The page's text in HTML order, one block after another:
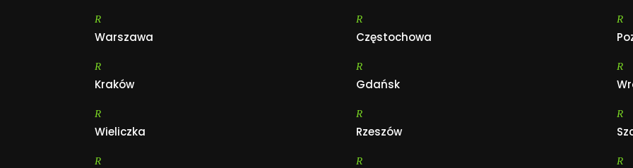
R
Warszawa
R
Kraków
R
Wieliczka
R
R
Częstochowa
R
Gdańsk
R
Rzeszów
R
R
R
R
R